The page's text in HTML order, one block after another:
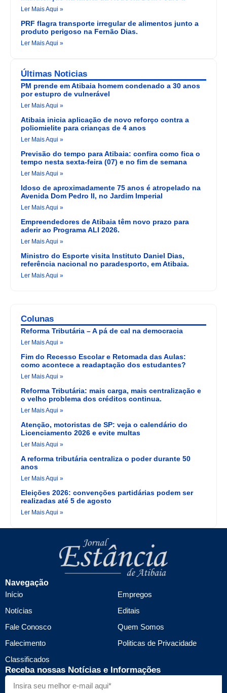
Ler Mais Aqui »
PRF flagra transporte irregular de alimentos junto a
produto perigoso na Fernão Dias.
Ler Mais Aqui »
Últimas Noticias
PM prende em Atibaia homem condenado a 30 anos
por estupro de vulnerável
Ler Mais Aqui »
Atibaia inicia aplicação de novo reforço contra a
poliomielite para crianças de 4 anos
Ler Mais Aqui »
Previsão do tempo para Atibaia: confira como fica o
tempo nesta sexta-feira (07) e no fim de semana
Ler Mais Aqui »
Idoso de aproximadamente 75 anos é atropelado na
Avenida Dom Pedro II, no Jardim Imperial
Ler Mais Aqui »
Empreendedores de Atibaia têm novo prazo para
aderir ao Programa ALI 2026.
Ler Mais Aqui »
Ministro do Esporte visita Instituto Daniel Dias,
referência nacional no paradesporto, em Atibaia.
Ler Mais Aqui »
Colunas
Reforma Tributária – A pá de cal na democracia
Ler Mais Aqui »
Fim do Recesso Escolar e Retomada das Aulas:
como acontece a readaptação dos estudantes?
Ler Mais Aqui »
Reforma Tributária: mais carga, mais centralização e
o velho problema dos créditos continua.
Ler Mais Aqui »
Atenção, motoristas de SP: veja o calendário do
Licenciamento 2026 e evite multas
Ler Mais Aqui »
A reforma tributária centraliza o poder durante 50
anos
Ler Mais Aqui »
Eleições 2026: convenções partidárias podem ser
realizadas até 5 de agosto
Ler Mais Aqui »
Navegação
Início
Notícias
Fale Conosco
Falecimento
Classificados
Empregos
Editais
Quem Somos
Politicas de Privacidade
Receba nossas Notícias e Informações